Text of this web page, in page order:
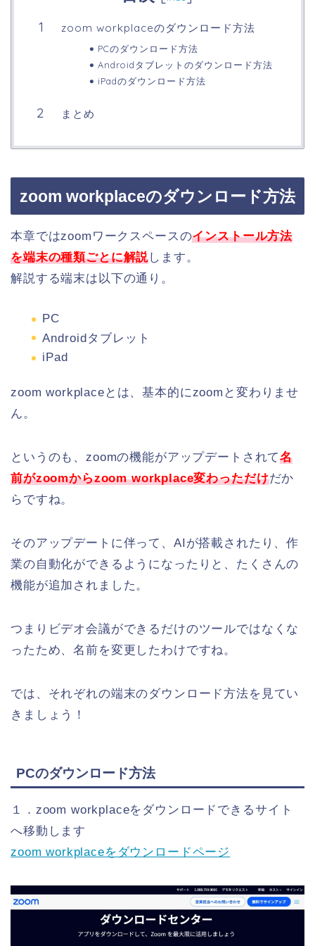
zoom workplaceのダウンロード方法
PCのダウンロード方法
Androidタブレットのダウンロード方法
iPadのダウンロード方法
まとめ
zoom workplaceのダウンロード方法
本章ではzoomワークスペースのインストール方法
を端末の種類ごとに解説します。
解説する端末は以下の通り。
PC
Androidタブレット
iPad
zoom workplaceとは、基本的にzoomと変わりませ
ん。
というのも、zoomの機能がアップデートされて名
前がzoomからzoom workplace変わっただけだか
らですね。
そのアップデートに伴って、AIが搭載されたり、作
業の自動化ができるようになったりと、たくさんの
機能が追加されました。
つまりビデオ会議ができるだけのツールではなくな
ったため、名前を変更したわけですね。
では、それぞれの端末のダウンロード方法を見てい
きましょう！
PCのダウンロード方法
１．zoom workplaceをダウンロードできるサイト
へ移動します
zoom workplaceをダウンロードページ